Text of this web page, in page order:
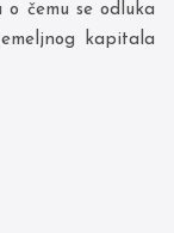
čemu se odluka
kapitala